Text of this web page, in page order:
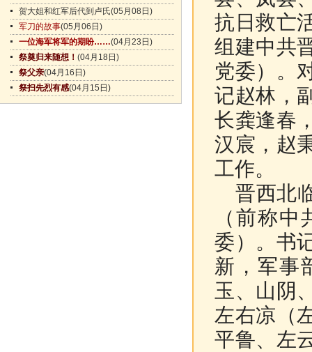
贺大姐和红军后代到卢氏(05月08日)
军刀的故事(05月06日)
一位海军将军的期盼……(04月23日)
祭奠归来随想！ (04月18日)
祭父亲(04月16日)
祭扫先烈有感(04月15日)
抗日救亡
组建中共
党委）。
记赵林，
长龚逢春
汉宸，赵
工作。
晋西北
（前称
委）。书
新，军事
玉、山阴
左右凉（
平鲁、左